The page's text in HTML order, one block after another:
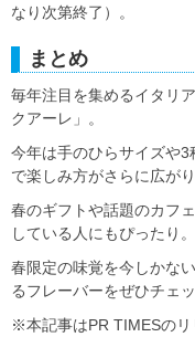
なり次第終了）。
まとめ
毎年注目を集めるイタリ
クアーレ」。
今年は手のひらサイズや
で楽しみ方がさらに広がり
春のギフトや話題のカフ
している人にもぴったり。
春限定の味覚を今しかな
るフレーバーをぜひチェ
※本記事はPR TIMESのリ